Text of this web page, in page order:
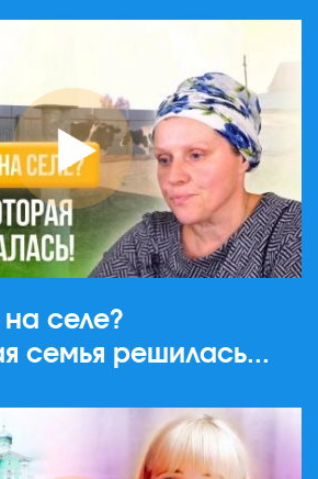
на селе?
семья решилась...